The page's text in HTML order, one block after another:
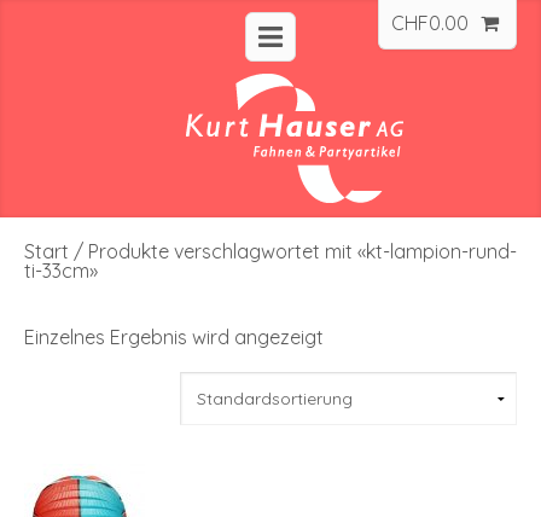
CHF0.00
Start / Produkte verschlagwortet mit «kt-lampion-rund-
ti-33cm»
Einzelnes Ergebnis wird angezeigt